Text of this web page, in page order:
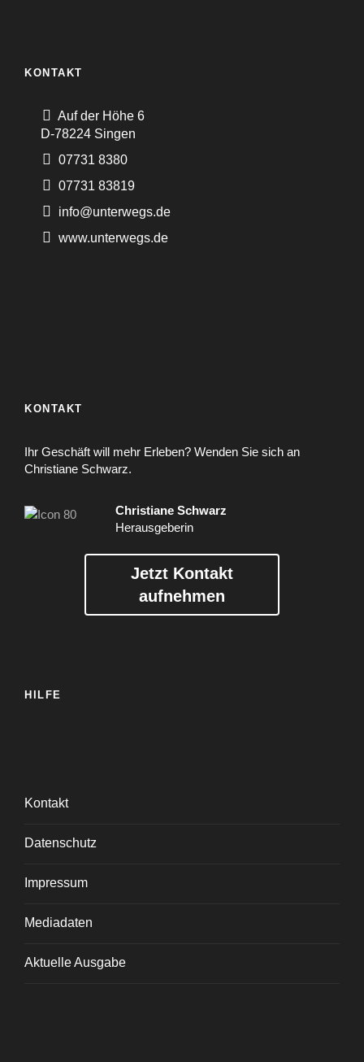
KONTAKT
Auf der Höhe 6
D-78224 Singen
07731 8380
07731 83819
info@unterwegs.de
www.unterwegs.de
KONTAKT
Ihr Geschäft will mehr Erleben? Wenden Sie sich an
Christiane Schwarz.
Christiane Schwarz
Herausgeberin
Jetzt Kontakt
aufnehmen
HILFE
Kontakt
Datenschutz
Impressum
Mediadaten
Aktuelle Ausgabe